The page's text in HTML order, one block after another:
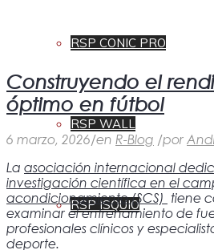
RSP CONIC PRO
RSP WALL
RSP ISQUIO
Construyendo el
óptimo en fútbol
6 marzo, 2026/en R-Blog /por
La asociación internacional
investigación científica en el
acondicionamiento (SCS) tiene
examinar el entrenamiento de
profesionales clínicos y
deporte.